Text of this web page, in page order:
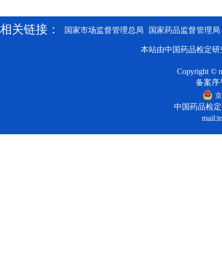
相关链接： 国家市场监督管理总局 国家药品监督管理局
本站由中国药品检定
Copyright ©
备案序
中国药品检